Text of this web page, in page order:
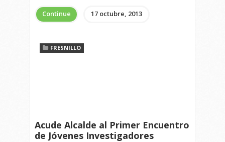
Continue 17 octubre, 2013
FRESNILLO
Acude Alcalde al Primer Encuentro
de Jóvenes Investigadores